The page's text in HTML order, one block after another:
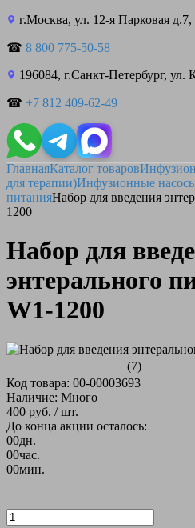
г.Москва, ул. 12-я Парковая д.7,
☎ 8 800 775-50-58
196084, г.Санкт-Петербург, ул.
☎ +7 812 409-62-49
ГлавнаяКаталог товаров
для терапии)Инфузионные
питанияНабор для введения
1200
Набор для
энтерального
W1-1200
(7)
Код товара: 00-00003693
Наличие: Много
400 руб. / шт.
До конца акции осталось:
00дн.
00час.
00мин.